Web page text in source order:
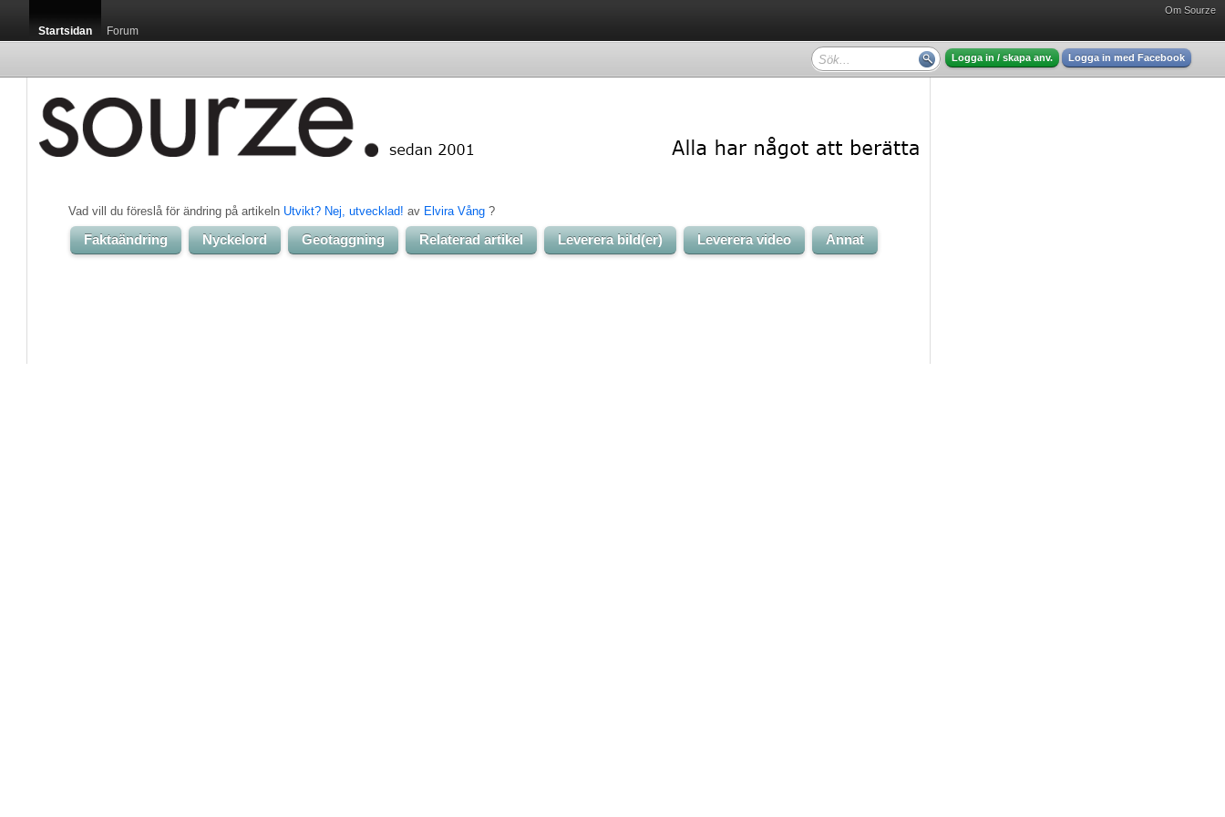
Om Sourze
Startsidan Forum
Logga in / skapa anv. Logga in med Facebook
Vad vill du föreslå för ändring på artikeln Utvikt? Nej, utvecklad! av Elvira Vång ?
Faktaändring Nyckelord Geotaggning Relaterad artikel Leverera bild(er) Leverera video Annat